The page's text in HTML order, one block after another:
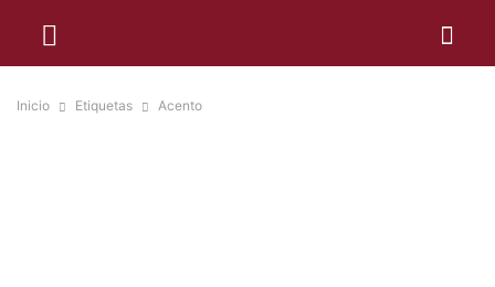
Inicio Etiquetas Acento